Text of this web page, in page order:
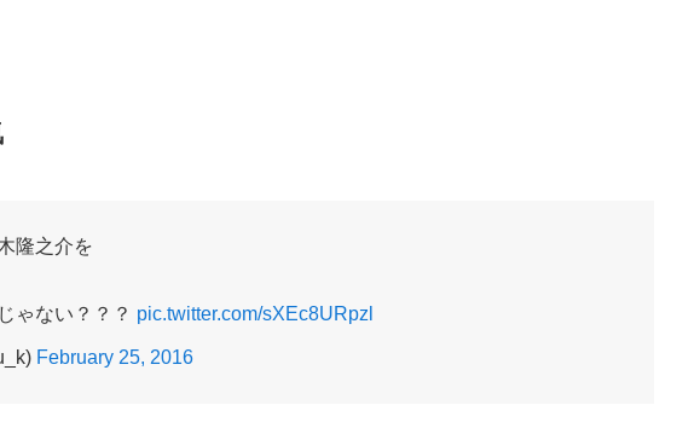
隆之介を
ゃない？？？ pic.twitter.com/sXEc8URpzl
February 25, 2016